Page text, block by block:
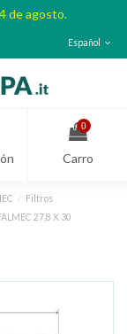
de agosto.
Español
0
Carro
Filtros
27,8 X 30